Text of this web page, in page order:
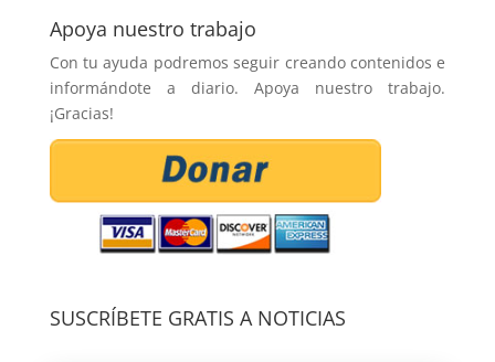
Apoya nuestro trabajo
Con tu ayuda podremos seguir creando contenidos e
informándote a diario. Apoya nuestro trabajo.
¡Gracias!
SUSCRÍBETE GRATIS A NOTICIAS